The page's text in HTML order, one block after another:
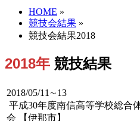
HOME »
競技会結果 »
競技会結果2018
2018年 競技結果
2018/05/11∼13
平成30年度南信高等学校総
会 【伊那市】